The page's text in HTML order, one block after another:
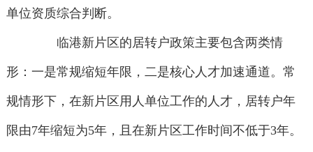
单位资质综合判断。
临港新片区的居转户政策主要包含两类情
形：一是常规缩短年限，二是核心人才加速通道。常
规情形下，在新片区用人单位工作的人才，居转户年
限由7年缩短为5年，且在新片区工作时间不低于3年。